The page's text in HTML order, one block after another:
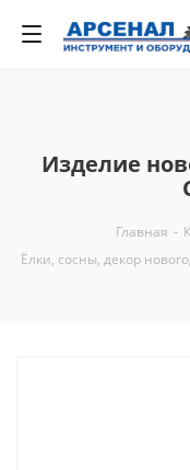
Изделие
Главная -
Ёлки, сосны, декор